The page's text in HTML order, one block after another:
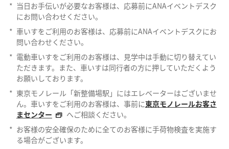
* 当日お手伝いが必要なお客様は、応募前にANAイベントデスク
にお問い合わせください。
* 車いすをご利用のお客様は、応募前にANAイベントデスクにお
問い合わせください。
* 電動車いすをご利用のお客様は、見学中は手動に切り替えてい
ただきます。また、車いすは同行者の方に押していただくよう
お願いしております。
* 東京モノレール「新整備場駅」にはエレベーターはございませ
ん。車いすをご利用のお客様は、事前に東京モノレールお客さ
まセンター
へご相談ください。
* お客様の安全確保のために全てのお客様に手荷物検査を実施す
る場合がございます。